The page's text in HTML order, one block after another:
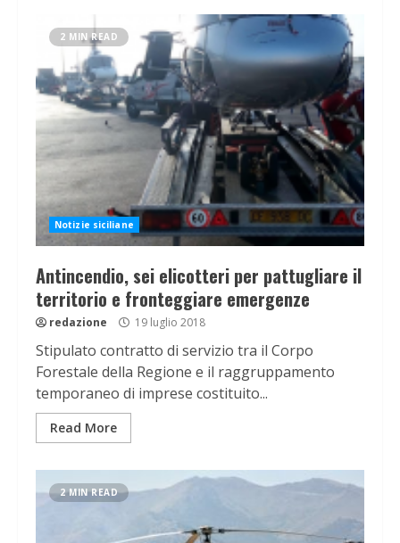
2 MIN READ
Notizie siciliane
Antincendio, sei elicotteri per pattugliare il
territorio e fronteggiare emergenze
redazione 19 luglio 2018
Stipulato contratto di servizio tra il Corpo
Forestale della Regione e il raggruppamento
temporaneo di imprese costituito...
Read More
2 MIN READ